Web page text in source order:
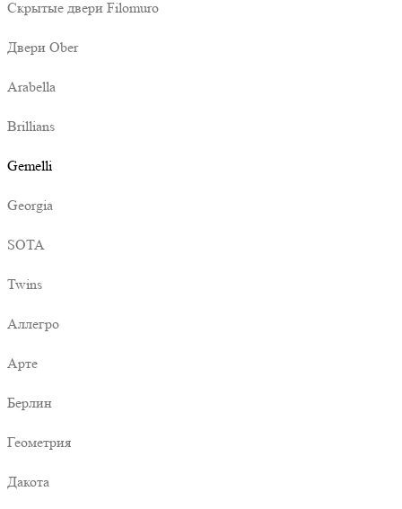
Скрытые двери Filomuro
Двери Ober
Arabella
Brillians
Gemelli
Georgia
SOTA
Twins
Аллегро
Арте
Берлин
Геометрия
Дакота